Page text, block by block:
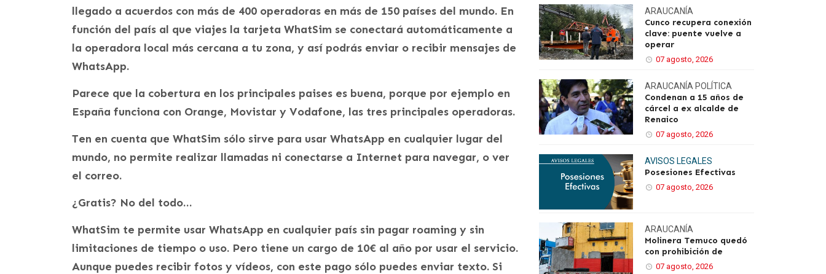
llegado a acuerdos con más de 400 operadoras en más de 150 países del mundo. En
función del país al que viajes la tarjeta WhatSim se conectará automáticamente a
la operadora local más cercana a tu zona, y así podrás enviar o recibir mensajes de
WhatsApp.
Parece que la cobertura en los principales paises es buena, porque por ejemplo en
España funciona con Orange, Movistar y Vodafone, las tres principales operadoras.
Ten en cuenta que WhatSim sólo sirve para usar WhatsApp en cualquier lugar del
mundo, no permite realizar llamadas ni conectarse a Internet para navegar, o ver
el correo.
¿Gratis? No del todo…
WhatSim te permite usar WhatsApp en cualquier país sin pagar roaming y sin
limitaciones de tiempo o uso. Pero tiene un cargo de 10€ al año por usar el servicio.
Aunque puedes recibir fotos y vídeos, con este pago sólo puedes enviar texto. Si
ARAUCANÍA
Cunco recupera conexión
clave: puente vuelve a
operar
07 agosto, 2026
ARAUCANÍA POLÍTICA
Condenan a 15 años de
cárcel a ex alcalde de
Renaico
07 agosto, 2026
AVISOS LEGALES
Posesiones Efectivas
07 agosto, 2026
ARAUCANÍA
Molinera Temuco quedó
con prohibición de
07 agosto, 2026